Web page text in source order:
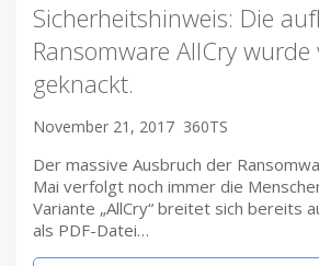
Sicherheitshinweis: Die
Ransomware AllCry
geknackt.
November 21, 2017 360TS
Der massive Ausbruch der
Mai verfolgt noch immer die
Variante „AllCry“ breitet sich bereits
als PDF-Datei…